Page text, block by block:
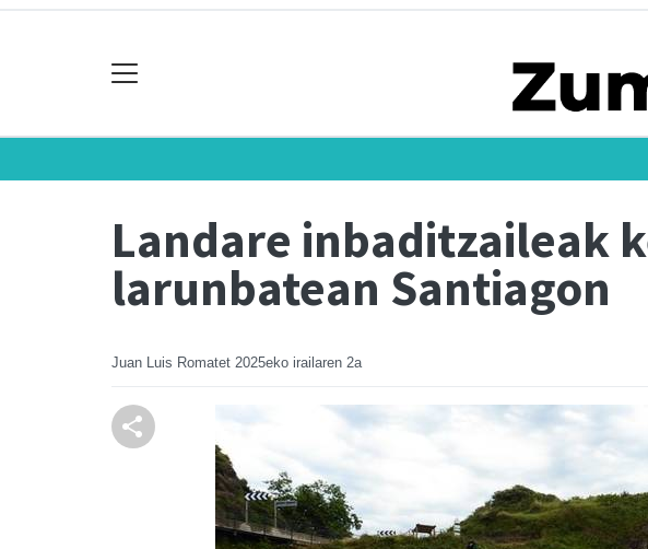
Landare inbaditzaileak
larunbatean Santiagon
Juan Luis Romatet 2025eko irailaren 2a